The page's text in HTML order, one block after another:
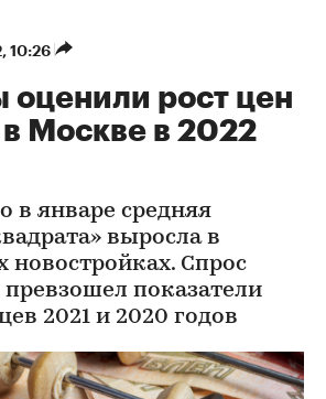
10:26
оценили рост цен
Москве в 2022
в январе средняя
выросла в
новостройках. Спрос
показатели
2021 и 2020 годов